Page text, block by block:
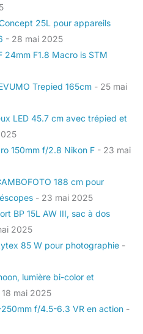
25L pour appareils
- 28 mai 2025
24mm F1.8 Macro is STM
Trepied 165cm - 25 mai
LED 45.7 cm avec trépied et
150mm f/2.8 Nikon F - 23 mai
188 cm pour
- 23 mai 2025
BP 15L AW III, sac à dos
2025
85 W pour photographie -
lumière bi-color et
18 mai 2025
f/4.5-6.3 VR en action -